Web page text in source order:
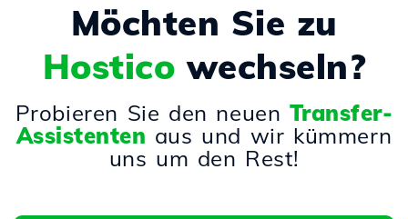
Möchten Sie zu
Hostico wechseln?
Probieren Sie den neuen Transfer-
Assistenten aus und wir kümmern
uns um den Rest!